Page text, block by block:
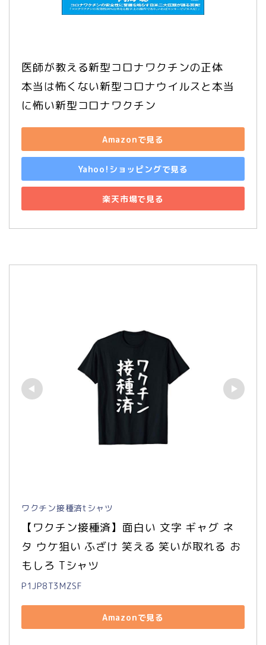
医師が教える新型コロナワクチンの正体
本当は怖くない新型コロナウイルスと本当
に怖い新型コロナワクチン
Amazonで見る
Yahoo!ショッピングで見る
楽天市場で見る
ワクチン接種済tシャツ
【ワクチン接種済】面白い 文字 ギャグ ネ
タ ウケ狙い ふざけ 笑える 笑いが取れる お
もしろ Tシャツ
P1JP8T3MZSF
Amazonで見る